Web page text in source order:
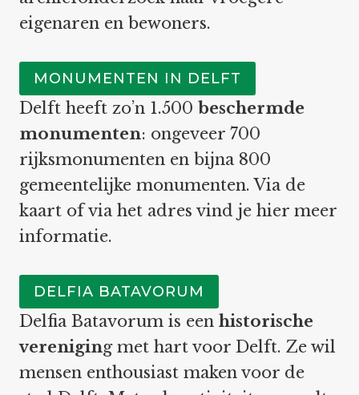
eigenaren en bewoners.
MONUMENTEN IN DELFT
Delft heeft zo’n 1.500 beschermde
monumenten: ongeveer 700
rijksmonumenten en bijna 800
gemeentelijke monumenten. Via de
kaart of via het adres vind je hier meer
informatie.
DELFIA BATAVORUM
Delfia Batavorum is een historische
vereniging met hart voor Delft. Ze wil
mensen enthousiast maken voor de